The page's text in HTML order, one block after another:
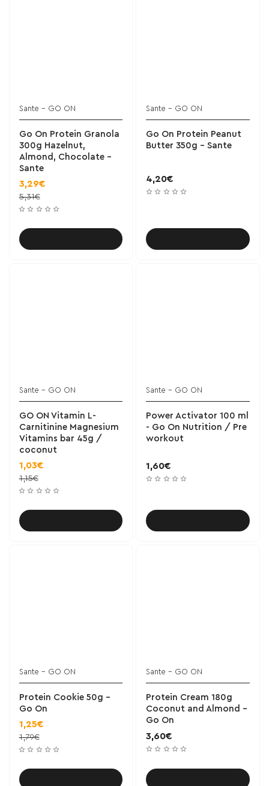
Sante - GO ON
Go On Protein Granola
300g Hazelnut,
Almond, Chocolate -
Sante
3,29€
5,31€
Sante - GO ON
Go On Protein Peanut
Butter 350g - Sante
4,20€
Sante - GO ON
GO ON Vitamin L-
Carnitinine Magnesium
Vitamins bar 45g /
coconut
1,03€
1,15€
Sante - GO ON
Power Activator 100 ml
- Go On Nutrition / Pre
workout
1,60€
Sante - GO ON
Protein Cookie 50g -
Go On
1,25€
1,79€
Sante - GO ON
Protein Cream 180g
Coconut and Almond -
Go On
3,60€